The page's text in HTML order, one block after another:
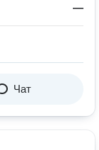
—
Чат